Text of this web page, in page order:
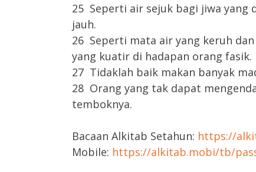
25 Seperti air sejuk bagi jiwa yang
jauh.
26 Seperti mata air yang keruh
yang kuatir di hadapan orang fasik.
27 Tidaklah baik makan banyak
28 Orang yang tak dapat
temboknya.
Bacaan Alkitab Setahun: https://
Mobile: https://alkitab.mobi/tb/